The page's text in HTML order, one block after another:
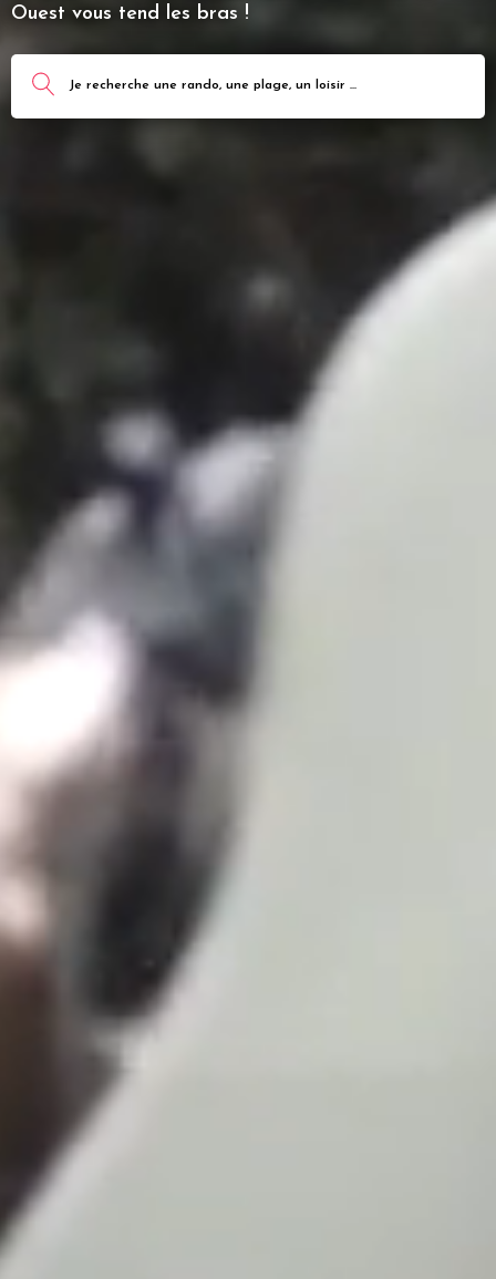
Ouest vous tend les bras !
Je recherche une rando, une plage, un loisir ...